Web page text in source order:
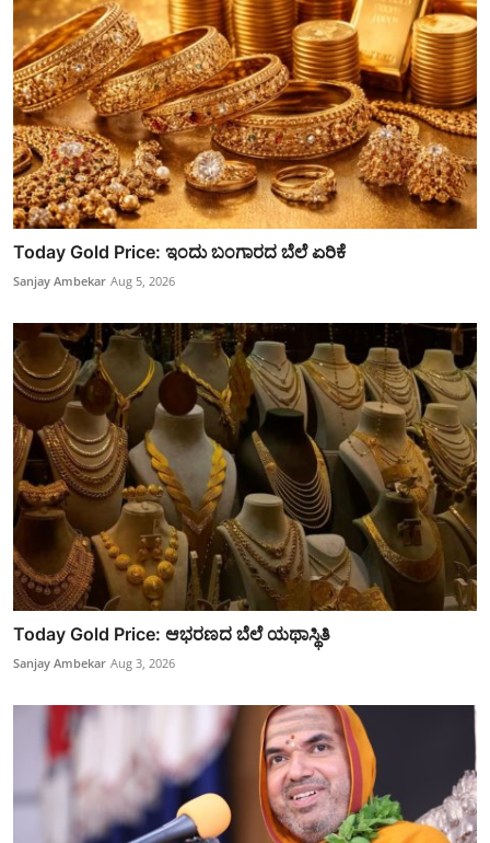
Today Gold Price: ಇಂದು ಬಂಗಾರದ ಬೆಲೆ ಏರಿಕೆ
Sanjay Ambekar Aug 5, 2026
Today Gold Price: ಆಭರಣದ ಬೆಲೆ ಯಥಾಸ್ಥಿತಿ
Sanjay Ambekar Aug 3, 2026